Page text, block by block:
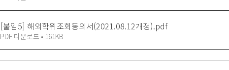
[붙임5] 해외학위조회동의서(2021.08.12개정).pdf
PDF 다운로드 • 161KB